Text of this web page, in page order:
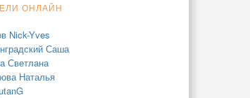
ОНЛАЙН
Nick-Yves
Саша
Светлана
Наталья